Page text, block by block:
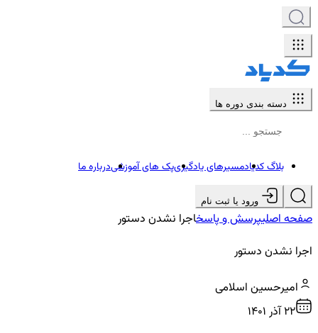
دسته بندی دوره ها
بلاگ کدیادمسیرهای یادگیریپک های آموزشیدرباره ما
ورود یا ثبت نام
صفحه اصلیپرسش و پاسخاجرا نشدن دستور
اجرا نشدن دستور
امیرحسین اسلامی
22 آذر ۱۴۰۱